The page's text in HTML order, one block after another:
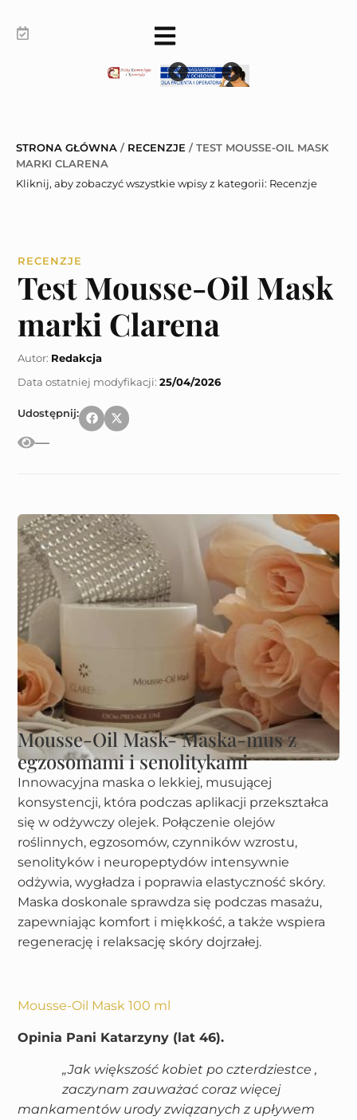
STRONA GŁÓWNA / RECENZJE /TEST MOUSSE-OIL MASK
MARKI CLARENA
Kliknij, aby zobaczyć wszystkie wpisy z kategorii: Recenzje
RECENZJE
Test Mousse-Oil Mask
marki Clarena
Autor: Redakcja
25/04/2026
Udostępnij:
—
Mousse-Oil Mask- Maska-mus z
egzosomami i senolitykami
Innowacyjna maska o lekkiej, musującej
konsystencji, która podczas aplikacji przekształca
się w odżywczy olejek. Połączenie olejów
roślinnych, egzosomów, czynników wzrostu,
senolityków i neuropeptydów intensywnie
odżywia, wygładza i poprawia elastyczność skóry.
Maska doskonale sprawdza się podczas masażu,
zapewniając komfort i miękkość, a także wspiera
regenerację i relaksację skóry dojrzałej.
Mousse-Oil Mask 100 ml
Opinia Pani Katarzyny (lat 46).
„Jak większość kobiet po czterdziestce ,
zaczynam zauważać coraz więcej
mankamentów urody związanych z upływem